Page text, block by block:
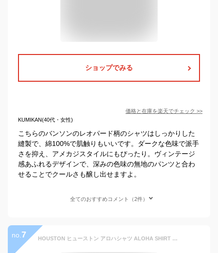
ショップでみる
価格と在庫を楽天でチェック >>
KUMIKAN(40代・女性)
こちらのバンソンのレオパード柄のシャツはしっかりした
縫製で、綿100%で肌触りもいいです。ダークな色味で派手
さを抑え、アメカジスタイルにもぴったり。ヴィンテージ
感あふれるデザインで、深みの色味の無地のパンツと合わ
せることでクールさも醸し出せますよ。
全てのおすすめコメント（2件）
no. 7 HOUSTON ヒューストン アロハシャツ ALOHA SHIRT LEOPARD 41103 メンズ レオパード ヒョウ柄 半袖 半袖シャツ シャツ アロハ ハワイアンシャツ アニマル柄 ヒョウ アメカジ メール便